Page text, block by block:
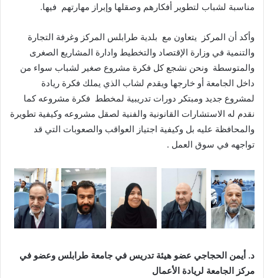
مناسبة لشباب لتطوير أفكارهم وصقلها وإبراز مهارتهم فيها.
وأكد أن المركز يتعاون مع بلدية طرابلس المركز وغرفة التجارة
والتنمية في وزارة الإقتصاد والتخطيط وادارة المشاريع الصغرى
والمتوسطة ونحن نشجع كل فكرة مشروع صغير لشباب سواء من
داخل الجامعة أو خارجها ويقدم لشاب الذي يملك فكرة ريادة
لمشروع جديد ومبتكر دورات تدريبية لمخطط فكرة مشروعه كما
نقدم له الاستشارات القانونية والفنية لصقل مشروعه وكيفية تطويرة
والمحافظة عليه بل وكيفية اجتياز العواقب والصعوبات التي قد
تواجهه في سوق العمل .
د. أيمن الحجاجي عضو هيئة تدريس في جامعة طرابلس وعضو في
مركز الجامعة لريادة الأعمال